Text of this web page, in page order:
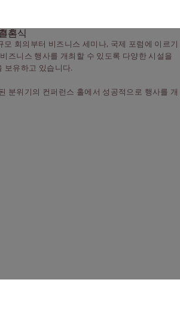
식
모 회의부터 비즈니스 세미나, 국제 포럼에 이르기
즈니스 행사를 개최할 수 있도록 다양한 시설을
보유하고 있습니다.
분위기의 컨퍼런스 홀에서 성공적으로 행사를 개